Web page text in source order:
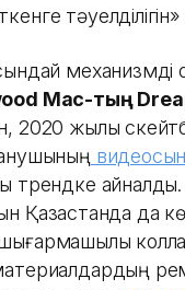
механизмді
Mac-тың
2020 жылы
трендке
Қазақстанда да